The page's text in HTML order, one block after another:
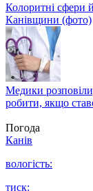
Колоритні сфери
Канівщини (фото)
Медики
робити, якщо
Погода
Канів
вологість:
тиск: